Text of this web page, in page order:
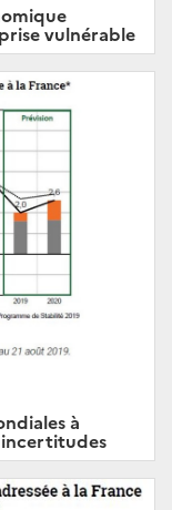
vulnérable
à
incertitudes